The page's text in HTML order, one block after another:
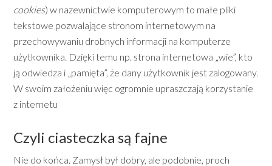
cookies) w nazewnictwie komputerowym to małe pliki
tekstowe pozwalające stronom internetowym na
przechowywaniu drobnych informacji na komputerze
użytkownika. Dzięki temu np. strona internetowa „wie”, kto
ją odwiedza i „pamięta”, że dany użytkownik jest zalogowany.
W swoim założeniu więc ogromnie upraszczają korzystanie
z internetu
Czyli ciasteczka są fajne
Nie do końca. Zamysł był dobry, ale podobnie, proch